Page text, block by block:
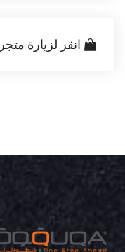
انقر لزيارة